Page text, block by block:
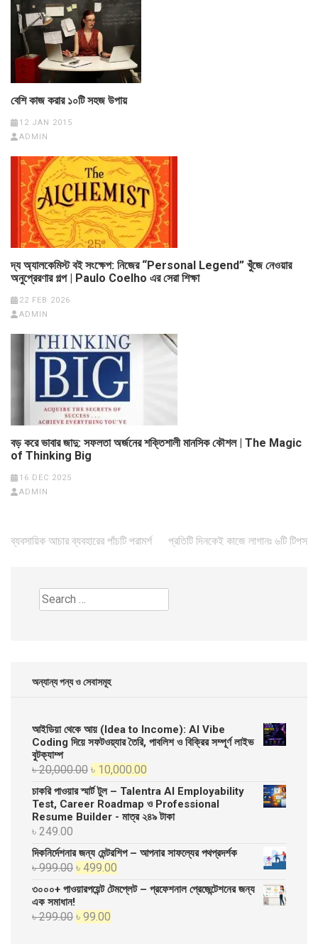
বেশি কাজ করার ১০টি সহজ উপায়
12 JAN 2015
ADMIN
দ্য অ্যালকেমিস্ট বই সংক্ষেপ: নিজের “Personal Legend” খুঁজে নেওয়ার
অনুপ্রেরণার গল্প | Paulo Coelho এর সেরা শিক্ষা
22 FEB 2026
ADMIN
বড় করে ভাবার জাদু: সফলতা অর্জনের শক্তিশালী মানসিক কৌশল | The Magic
of Thinking Big
16 DEC 2025
ADMIN
Post
ব্যবসায়িক আচার ব্যবহারের পাঁচটি পরামর্শ প্রতিটি দিনকেই কাজে লাগানঃ ৬টি টিপস
Search
for:
অন্যান্য পন্য ও সেবাসমূহ
আইডিয়া থেকে আয় (Idea to Income): AI Vibe
Coding দিয়ে সফটওয়্যার তৈরি, পাবলিশ ও বিক্রির সম্পূর্ণ লাইভ
বুটক্যাম্প
৳20,000.00 Original
price
was:
৳ 20,000.00.
৳ 10,000.00
price
is:
৳ 10,000.00.
চাকরি পাওয়ার স্মার্ট টুল – Talentra AI Employability
Test, Career Roadmap ও Professional
Resume Builder - মাত্র ২৪৯ টাকা
৳ 249.00
দিকনির্দেশনার জন্য মেন্টরশিপ – আপনার সাফল্যের পথপ্রদর্শক
৳999.00 Original
price
৳ 999.00.
৳ 499.00
price
৩০০০+ পাওয়ারপয়েন্ট টেমপ্লেট – প্রফেশনাল প্রেজেন্টেশনের জন্য
এক সমাধান!
৳299.00 Original
৳ 99.00